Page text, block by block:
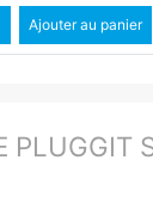
Quantité
Augmenter quantité
Diminuer quantité
Ajouter au panier
PLUGGIT